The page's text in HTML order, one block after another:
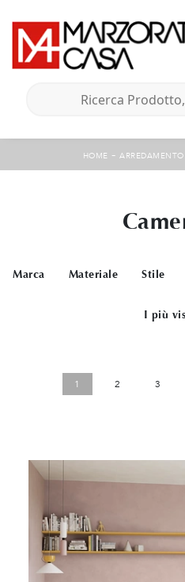
HOME -
Marca Materiale Stile
I più
1 2 3